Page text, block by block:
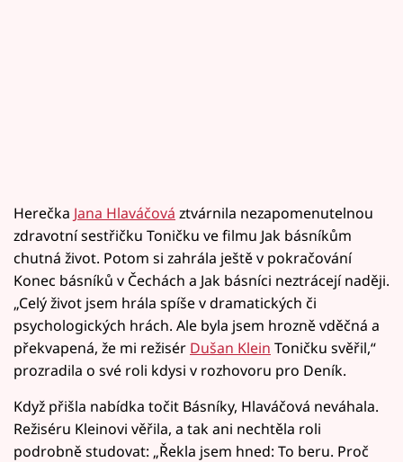
Herečka Jana Hlaváčová ztvárnila nezapomenutelnou
zdravotní sestřičku Toničku ve filmu Jak básníkům
chutná život. Potom si zahrála ještě v pokračování
Konec básníků v Čechách a Jak básníci neztrácejí naději.
„Celý život jsem hrála spíše v dramatických či
psychologických hrách. Ale byla jsem hrozně vděčná a
překvapená, že mi režisér Dušan Klein Toničku svěřil,“
prozradila o své roli kdysi v rozhovoru pro Deník.
Když přišla nabídka točit Básníky, Hlaváčová neváhala.
Režiséru Kleinovi věřila, a tak ani nechtěla roli
podrobně studovat: „Řekla jsem hned: To beru. Proč